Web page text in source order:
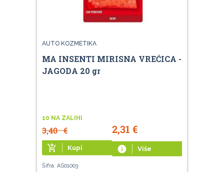
AUTO KOZMETIKA
MA INSENTI MIRISNA VREĆICA -
JAGODA 20 gr
10 NA ZALIHI
3,40€ 2,31 €
add_shopping_cart Kupi info Više
Šifra: AS01003